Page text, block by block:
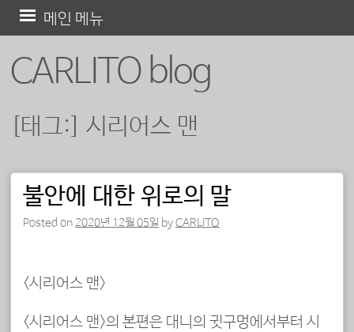
CARLITO blog
메인 메뉴
텐
[태그:] 시리어스 맨
포스트 내비게이션
불안에 대한 위로의 말
Posted on 2020년 12월 05일 byCARLITO
<시리어스 맨>
<시리어스 맨>의 본편은 대니의 귓구멍에서부터 시